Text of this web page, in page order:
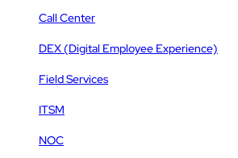
Call Center
DEX (Digital Employee Experience)
Field Services
ITSM
NOC